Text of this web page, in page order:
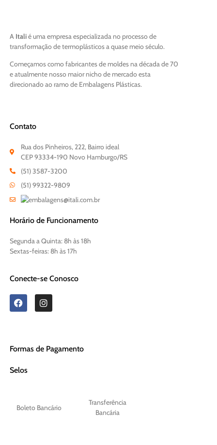
A Italié uma empresa especializada no processo de
transformação de termoplásticos a quase meio século.
Começamos como fabricantes de moldes na década de 70
e atualmente nosso maior nicho de mercado esta
direcionado ao ramo de Embalagens Plásticas.
Contato
Rua dos Pinheiros, 222, Bairro ideal
CEP 93334-190 Novo Hamburgo/RS
(51) 3587-3200
(51) 99322-9809
Horário de Funcionamento
Segunda a Quinta: 8h às 18h
Sextas-feiras: 8h às 17h
Conecte-se Conosco
Formas de Pagamento
Selos
Boleto Bancário
Transferência
Bancária